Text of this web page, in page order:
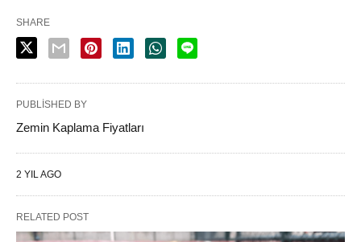
SHARE
PUBLISHED BY
Zemin Kaplama Fiyatları
2 YIL AGO
RELATED POST